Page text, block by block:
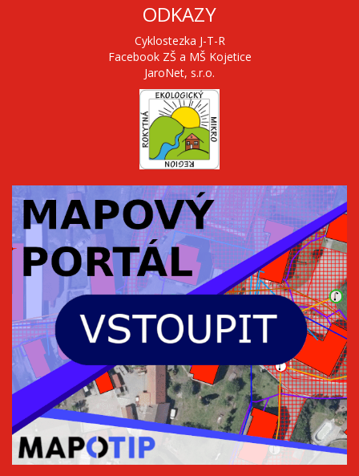
ODKAZY
Cyklostezka J-T-R
Facebook ZŠ a MŠ Kojetice
JaroNet, s.r.o.